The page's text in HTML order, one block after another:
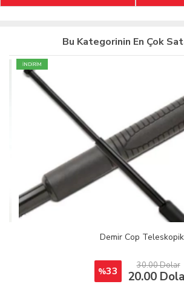
Bu Kategorinin En Çok
İNDİRİM
Demir Cop Teleskopik
%33 30.00 Dolar
20.00 Dolar